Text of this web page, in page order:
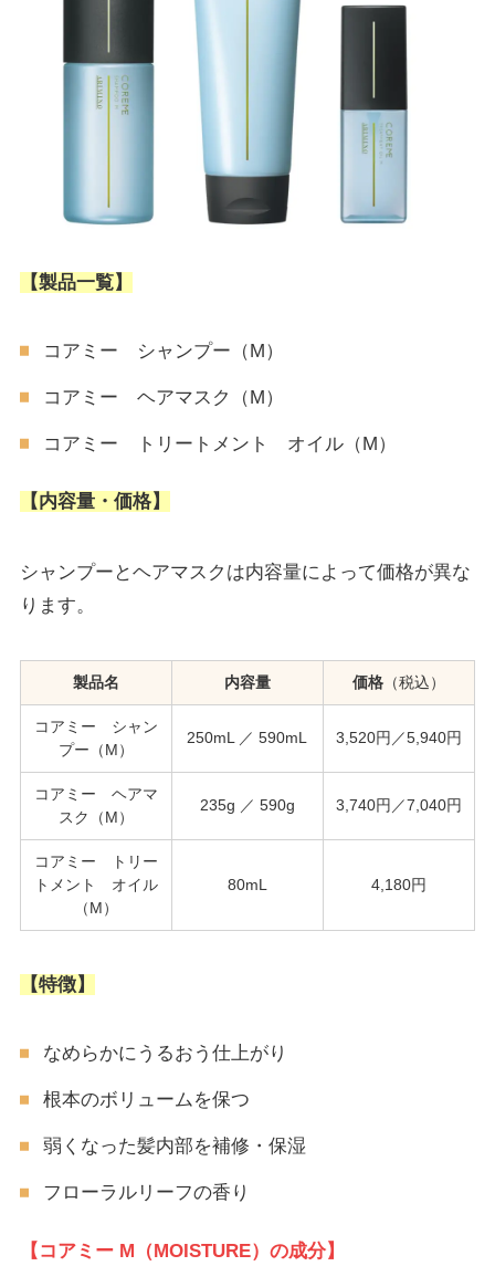
【製品一覧】
コアミー シャンプー（M）
コアミー ヘアマスク（M）
コアミー トリートメント オイル（M）
【内容量・価格】
シャンプーとヘアマスクは内容量によって価格が異な
ります。
製品名 内容量 価格（税込）
コアミー シャン
プー（M）
250mL ／ 590mL 3,520円／5,940円
コアミー ヘアマ
スク（M）
235g ／ 590g 3,740円／7,040円
コアミー トリー
トメント オイル
（M）
80mL 4,180円
【特徴】
なめらかにうるおう仕上がり
根本のボリュームを保つ
弱くなった髪内部を補修・保湿
フローラルリーフの香り
【コアミー M（MOISTURE）の成分】